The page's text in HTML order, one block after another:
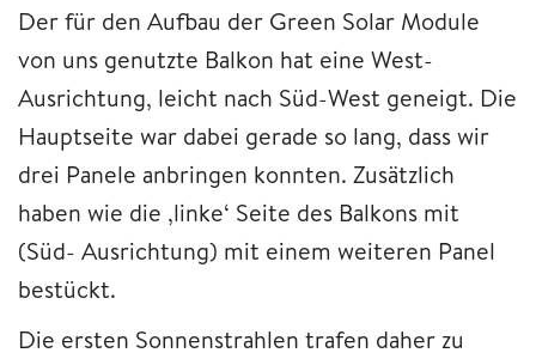
Der für den Aufbau der Green Solar Module
von uns genutzte Balkon hat eine West-
Ausrichtung, leicht nach Süd-West geneigt. Die
Hauptseite war dabei gerade so lang, dass wir
drei Panele anbringen konnten. Zusätzlich
haben wie die ‚linke‘ Seite des Balkons mit
(Süd- Ausrichtung) mit einem weiteren Panel
bestückt.
Die ersten Sonnenstrahlen trafen daher zu